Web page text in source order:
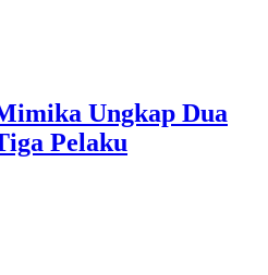
Ungkap Dua
Pelaku